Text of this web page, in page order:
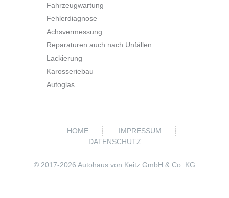
Fahrzeugwartung
Fehlerdiagnose
Achsvermessung
Reparaturen auch nach Unfällen
Lackierung
Karosseriebau
Autoglas
HOME
IMPRESSUM
DATENSCHUTZ
© 2017-2026 Autohaus von Keitz GmbH & Co. KG